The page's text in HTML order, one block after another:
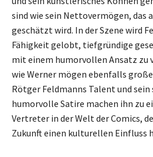
sind wie sein Nettovermögen, das
geschätzt wird. In der Szene wird
Fähigkeit gelobt, tiefgründige
mit einem humorvollen Ansatz zu
wie Werner mögen ebenfalls
Rötger Feldmanns Talent und
humorvolle Satire machen ihn zu
Vertreter in der Welt der Comics,
Zukunft einen kulturellen Einfluss